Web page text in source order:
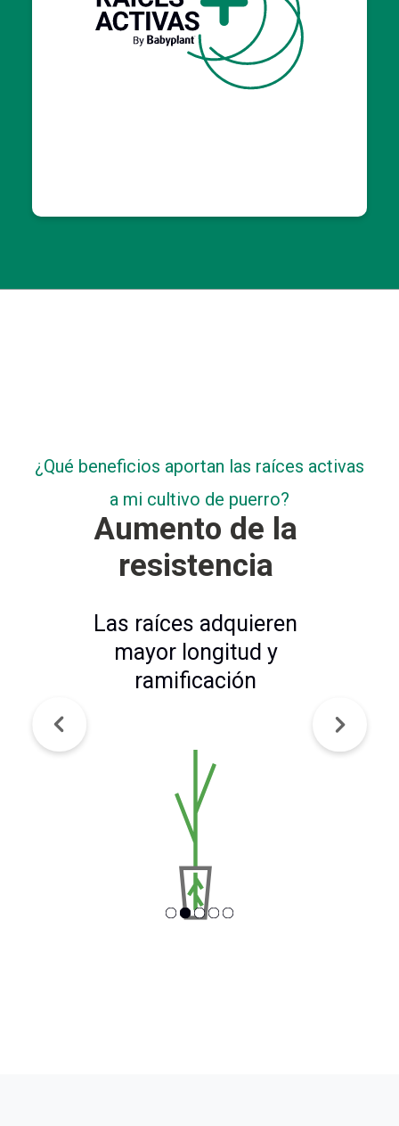
¿Qué beneficios aportan las raíces activas
a mi cultivo de puerro?
Aumento de la
resistencia
Las raíces adquieren
mayor longitud y
ramificación